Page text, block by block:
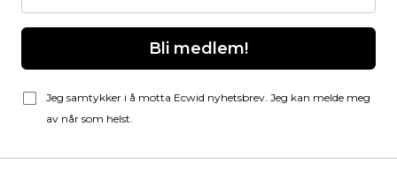
Bli medlem!
Jeg samtykker i å motta Ecwid nyhetsbrev. Jeg kan melde meg
av når som helst.